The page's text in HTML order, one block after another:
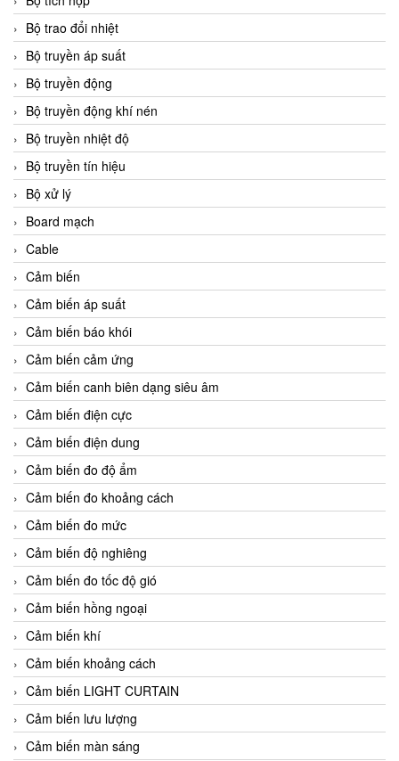
Bộ trao đổi nhiệt
Bộ truyền áp suất
Bộ truyền động
Bộ truyền động khí nén
Bộ truyền nhiệt độ
Bộ truyền tín hiệu
Bộ xử lý
Board mạch
Cable
Cảm biến
Cảm biến áp suất
Cảm biến báo khói
Cảm biến cảm ứng
Cảm biến canh biên dạng siêu âm
Cảm biến điện cực
Cảm biến điện dung
Cảm biến đo độ ẩm
Cảm biến đo khoảng cách
Cảm biến đo mức
Cảm biến độ nghiêng
Cảm biến đo tốc độ gió
Cảm biến hồng ngoại
Cảm biến khí
Cảm biến khoảng cách
Cảm biến LIGHT CURTAIN
Cảm biến lưu lượng
Cảm biến màn sáng